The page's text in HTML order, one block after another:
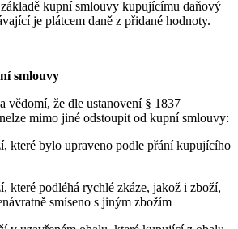
kupní smlouvy kupujícímu daňový
je plátcem daně z přidané hodnoty.
smlouvy
že dle ustanovení § 1837
mimo jiné odstoupit od kupní smlouvy:
které bylo upraveno podle přání kupujícího
které podléhá rychlé zkáze, jakož i zboží,
smíseno s jiným zbožím